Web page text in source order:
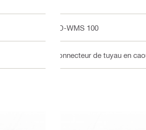
DD-WMS 100
Connecteur de tuyau en